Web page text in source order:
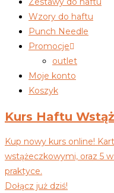
Wzory do haftu
Punch Needle
Promocje
outlet
Moje konto
Koszyk
Kurs Haftu
Kup nowy kurs online!
wstążeczkowymi, oraz 5
praktyce.
Dołącz już dziś!